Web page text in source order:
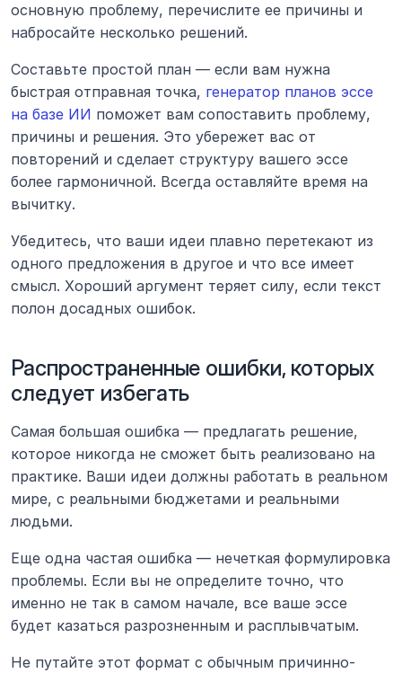
основную проблему, перечислите ее причины и
набросайте несколько решений.
Составьте простой план — если вам нужна
быстрая отправная точка, генератор планов эссе
на базе ИИ поможет вам сопоставить проблему,
причины и решения. Это убережет вас от
повторений и сделает структуру вашего эссе
более гармоничной. Всегда оставляйте время на
вычитку.
Убедитесь, что ваши идеи плавно перетекают из
одного предложения в другое и что все имеет
смысл. Хороший аргумент теряет силу, если текст
полон досадных ошибок.
Распространенные ошибки, которых
следует избегать
Самая большая ошибка — предлагать решение,
которое никогда не сможет быть реализовано на
практике. Ваши идеи должны работать в реальном
мире, с реальными бюджетами и реальными
людьми.
Еще одна частая ошибка — нечеткая формулировка
проблемы. Если вы не определите точно, что
именно не так в самом начале, все ваше эссе
будет казаться разрозненным и расплывчатым.
Не путайте этот формат с обычным причинно-